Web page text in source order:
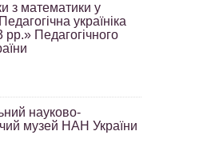
з математики у
україніка
рр.» Педагогічного
науково-
музей НАН України